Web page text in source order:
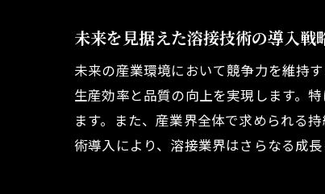
未来を見据えた溶接技術の導入戦
未来の産業環境において競争力を維持
生産効率と品質の向上を実現します。
ます。また、産業界全体で求められる
術導入により、溶接業界はさらなる成